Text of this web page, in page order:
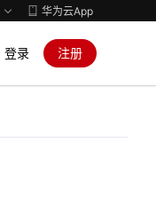
华为云App
登录 注册